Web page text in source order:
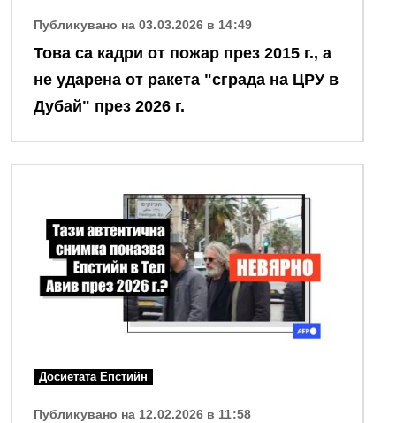
Публикувано на 03.03.2026 в 14:49
Това са кадри от пожар през 2015 г., а
не ударена от ракета "сграда на ЦРУ в
Дубай" през 2026 г.
Досиетата Епстийн
Публикувано на 12.02.2026 в 11:58